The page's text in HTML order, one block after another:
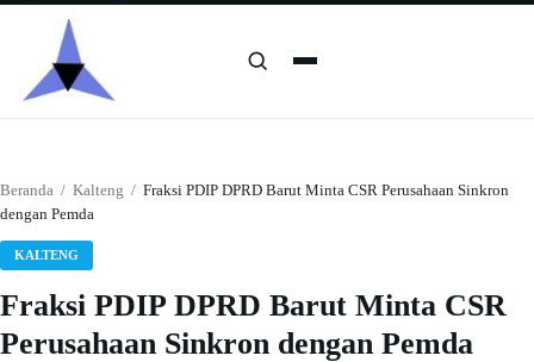
Beranda / Kalteng / Fraksi PDIP DPRD Barut Minta CSR Perusahaan Sinkron
dengan Pemda
KALTENG
Fraksi PDIP DPRD Barut Minta CSR
Perusahaan Sinkron dengan Pemda